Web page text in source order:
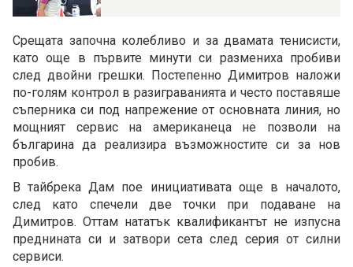
Срещата започна колебливо и за двамата тенисисти,
като още в първите минути си размениха пробиви
след двойни грешки. Постепенно Димитров наложи
по-голям контрол в разиграванията и често поставяше
съперника си под напрежение от основната линия, но
мощният сервис на американеца не позволи на
българина да реализира възможностите си за нов
пробив.
В тайбрека Дам пое инициативата още в началото,
след като спечели две точки при подаване на
Димитров. Оттам нататък квалификантът не изпусна
преднината си и затвори сета след серия от силни
сервиси.